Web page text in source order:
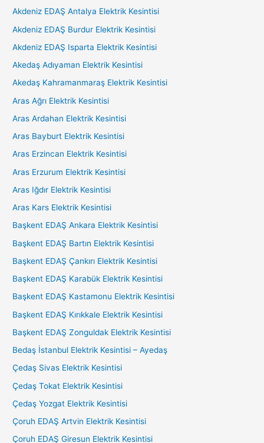
Akdeniz EDAŞ Antalya Elektrik Kesintisi
Akdeniz EDAŞ Burdur Elektrik Kesintisi
Akdeniz EDAŞ Isparta Elektrik Kesintisi
Akedaş Adıyaman Elektrik Kesintisi
Akedaş Kahramanmaraş Elektrik Kesintisi
Aras Ağrı Elektrik Kesintisi
Aras Ardahan Elektrik Kesintisi
Aras Bayburt Elektrik Kesintisi
Aras Erzincan Elektrik Kesintisi
Aras Erzurum Elektrik Kesintisi
Aras Iğdır Elektrik Kesintisi
Aras Kars Elektrik Kesintisi
Başkent EDAŞ Ankara Elektrik Kesintisi
Başkent EDAŞ Bartın Elektrik Kesintisi
Başkent EDAŞ Çankırı Elektrik Kesintisi
Başkent EDAŞ Karabük Elektrik Kesintisi
Başkent EDAŞ Kastamonu Elektrik Kesintisi
Başkent EDAŞ Kırıkkale Elektrik Kesintisi
Başkent EDAŞ Zonguldak Elektrik Kesintisi
Bedaş İstanbul Elektrik Kesintisi – Ayedaş
Çedaş Sivas Elektrik Kesintisi
Çedaş Tokat Elektrik Kesintisi
Çedaş Yozgat Elektrik Kesintisi
Çoruh EDAŞ Artvin Elektrik Kesintisi
Çoruh EDAŞ Giresun Elektrik Kesintisi